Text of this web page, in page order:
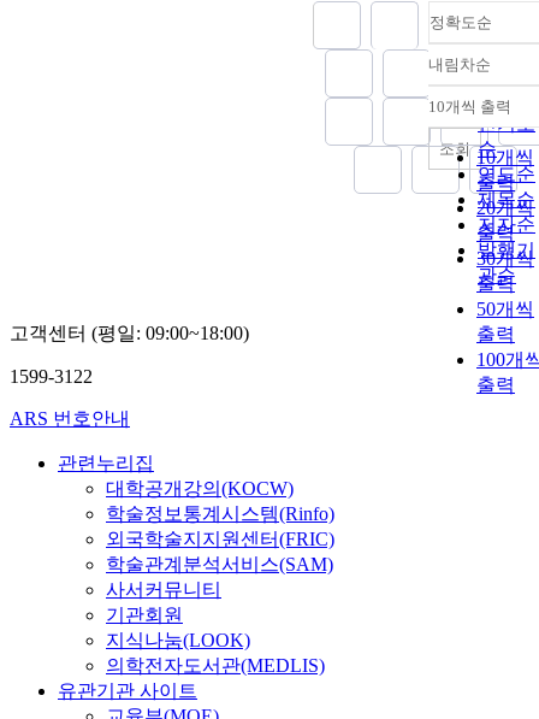
정확도순
정확도
순
인기도
순
연도순
제목순
저자순
발행기
관순
내림차순
내림
10개씩 출력
10개씩
출력
20개씩
출력
30개씩
출력
50개씩
출력
100개
출력
조회
고객센터 (평일: 09:00~18:00)
1599-3122
ARS 번호안내
관련누리집
대학공개강의(KOCW)
학술정보통계시스템(Rinfo)
외국학술지지원센터(FRIC)
학술관계분석서비스(SAM)
사서커뮤니티
기관회원
지식나눔(LOOK)
의학전자도서관(MEDLIS)
유관기관 사이트